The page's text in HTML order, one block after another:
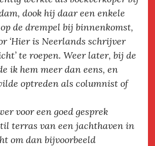
dook hij daar een enkele
de drempel bij binnenkomst,
‘Hier is Neerlands schrijver
te roepen. Weer later, bij de
ik hem meer dan eens, en
optreden als columnist of
voor een goed gesprek
terras van een jachthaven in
om dan bijvoorbeeld